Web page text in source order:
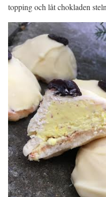
topping och låt chokladen